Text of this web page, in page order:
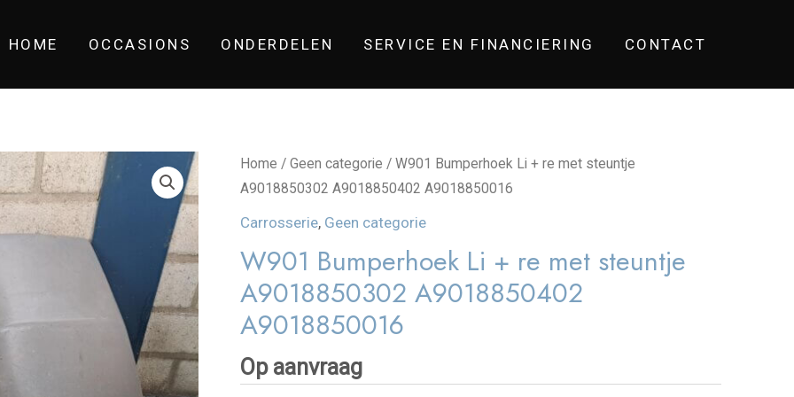
HOME OCCASIONS ONDERDELEN SERVICE EN FINANCIERING CONTACT
Home /Geen categorie / W901 Bumperhoek Li + re met steuntje
A9018850302 A9018850402 A9018850016
Carrosserie, Geen categorie
W901 Bumperhoek Li + re met steuntje
A9018850302 A9018850402
A9018850016
Op aanvraag